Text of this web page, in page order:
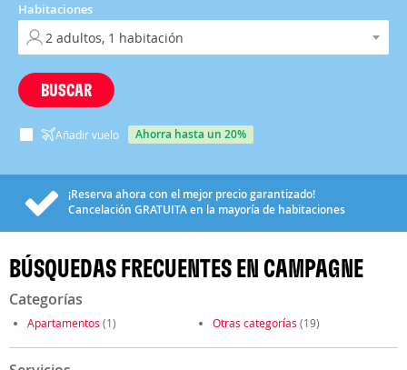
Habitaciones
BUSCAR
Añadir vuelo ahorra hasta un 20%
¡Reserva ahora con el mejor precio garantizado!
Cancelación GRATUITAen la mayoría de habitaciones
BÚSQUEDAS FRECUENTES EN CAMPAGNE
Categorías
Apartamentos (1) Otras categorías (19)